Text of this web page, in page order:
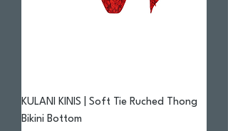
KULANI KINIS | Soft Tie Ruched Thong
Bikini Bottom